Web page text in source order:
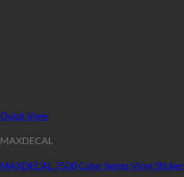
Quick View
MAXDECAL
MAXDECAL 7500 Color Series Vinyl Sticker